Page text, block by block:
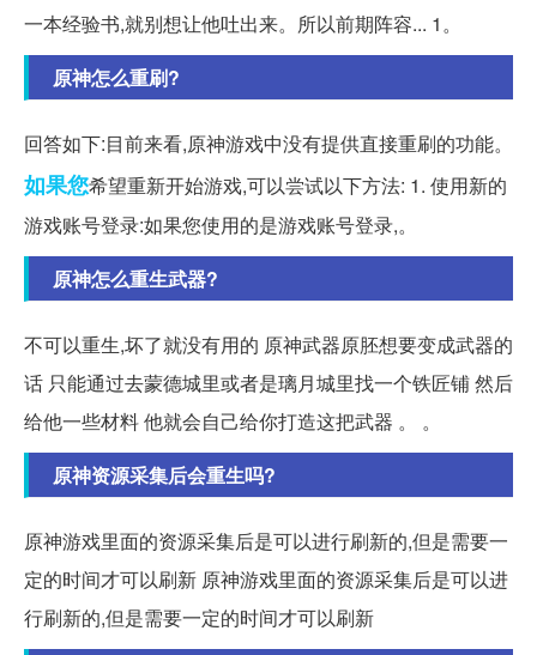
一本经验书,就别想让他吐出来。所以前期阵容... 1。
原神怎么重刷?
回答如下:目前来看,原神游戏中没有提供直接重刷的功能。
如果您希望重新开始游戏,可以尝试以下方法: 1. 使用新的
游戏账号登录:如果您使用的是游戏账号登录,。
原神怎么重生武器?
不可以重生,坏了就没有用的 原神武器原胚想要变成武器的
话 只能通过去蒙德城里或者是璃月城里找一个铁匠铺 然后
给他一些材料 他就会自己给你打造这把武器 。 。
原神资源采集后会重生吗?
原神游戏里面的资源采集后是可以进行刷新的,但是需要一
定的时间才可以刷新 原神游戏里面的资源采集后是可以进
行刷新的,但是需要一定的时间才可以刷新